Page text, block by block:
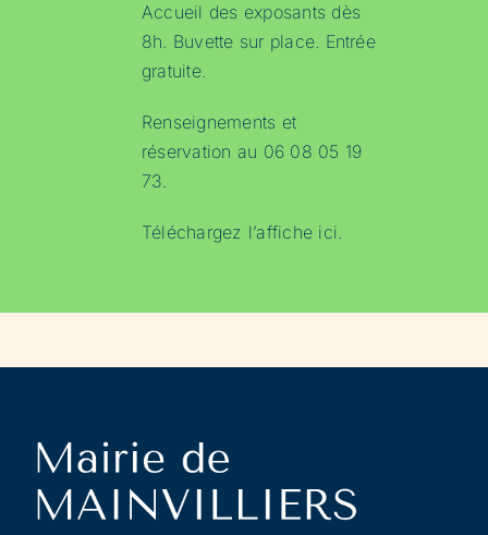
Accueil des exposants dès
8h. Buvette sur place. Entrée
gratuite.
Renseignements et
réservation au 06 08 05 19
73.
Téléchargez l’affiche ici.